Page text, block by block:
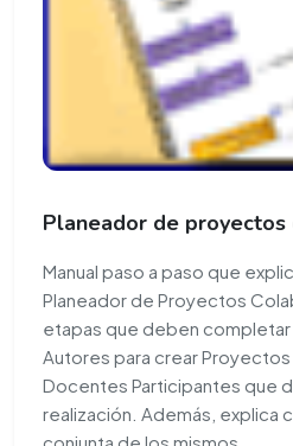
Planeador de
Manual paso a paso que
Planeador de Proyectos
etapas que deben
Autores para crear
Docentes Participantes que
realización. Además, explica